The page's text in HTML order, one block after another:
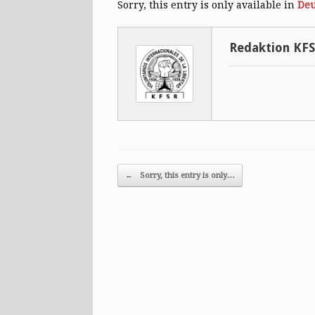
Sorry, this entry is only available in
Redaktion
Post navigation
← Sorry, this entry is only…